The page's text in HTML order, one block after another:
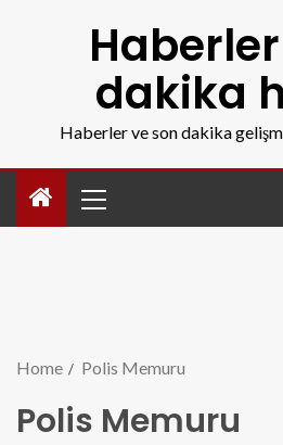
dakika
Haberler ve son dakika
Home Polis Memuru
Polis Memuru